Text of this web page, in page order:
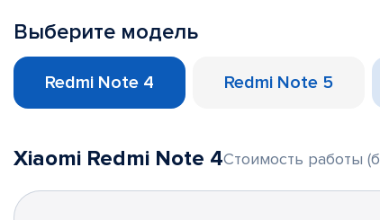
Выберите модель
Redmi Note 4 Redmi Note 5
Xiaomi Redmi Note 4Стоимость работы